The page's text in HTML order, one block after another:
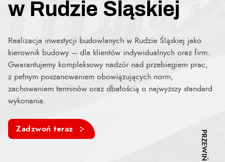
w Rudzie Śląskiej
Realizacja inwestycji budowlanych w Rudzie Śląskiej jako
kierownik budowy – dla klientów indywidualnych oraz firm.
Gwarantujemy kompleksowy nadzór nad przebiegiem prac,
z pełnym poszanowaniem obowiązujących norm,
zachowaniem terminów oraz dbałością o najwyższy standard
wykonania.
Zadzwoń teraz
PRZEWIŃ